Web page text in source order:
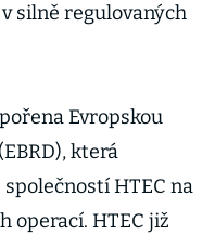
silně regulovaných
Evropskou
která
HTEC na
operací. HTEC již